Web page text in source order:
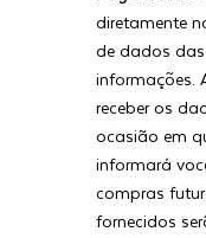
diretamente
de dados
informações.
receber os
ocasião em
informará
compras
fornecidos